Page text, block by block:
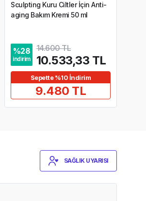
Sculpting Kuru Ciltler İçin Anti-
aging Bakım Kremi 50 ml
%28
indirim
14.600 TL
10.533,33 TL
Sepette %10 İndirim
9.480 TL
SAĞLIK UYARISI